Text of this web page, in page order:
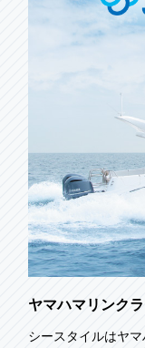
ヤマハマリンク
シースタイルはヤ